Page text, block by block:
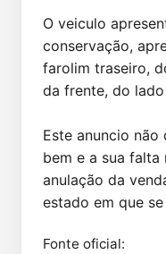
O veiculo
conservação,
farolim traseiro,
da frente, do
Este anuncio
bem e a sua
anulação da
estado em que
Fonte oficial: